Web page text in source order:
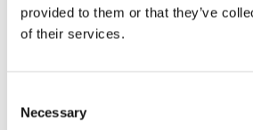
provided to them or that they’ve
of their services.
Selection
Necessary